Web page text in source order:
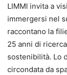
LIMMI invita a
immergersi nel
raccontano la
25 anni di
sostenibilità. Lo
circondata da